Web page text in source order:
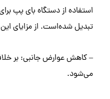
استفاده از دستگاه بای پپ
تبدیل شده‌است. از مزایای این
– کاهش عوارض جانبی: بر
می‌شود.